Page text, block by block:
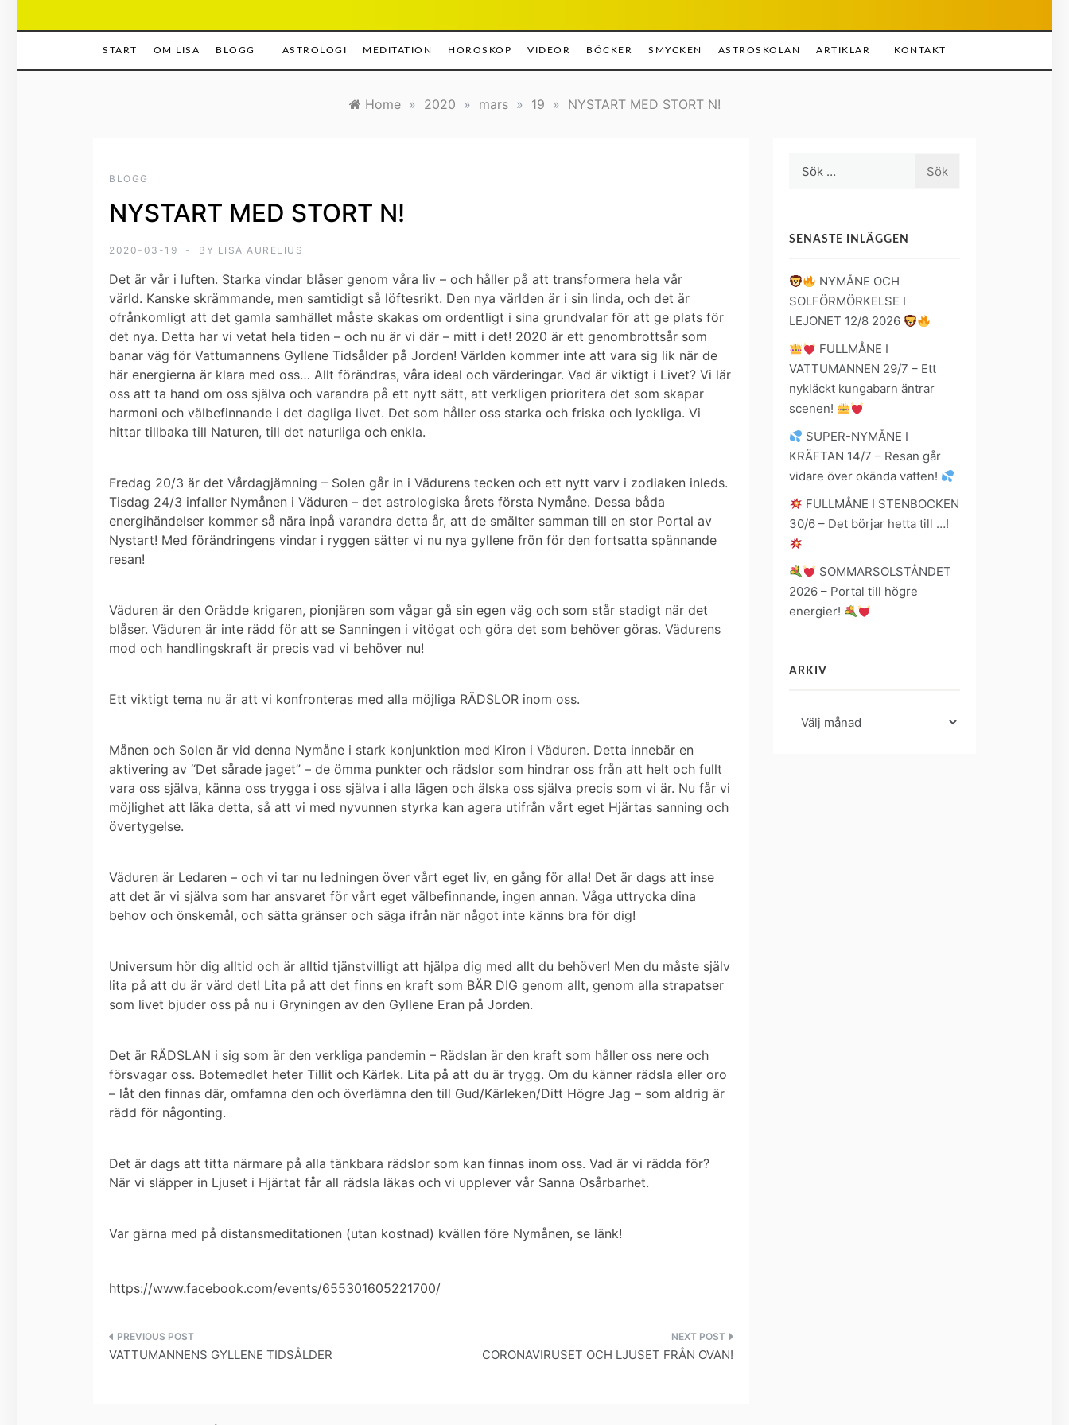
START OM LISA BLOGG ASTROLOGI MEDITATION HOROSKOP VIDEOR BÖCKER SMYCKEN ASTROSKOLAN ARTIKLAR KONTAKT
Home » 2020 » mars » 19 » NYSTART MED STORT N!
BLOGG
NYSTART MED STORT N!
2020-03-19 BY LISA AURELIUS
Det är vår i luften. Starka vindar blåser genom våra liv – och håller på att transformera hela vår
värld. Kanske skrämmande, men samtidigt så löftesrikt. Den nya världen är i sin linda, och det är
ofrånkomligt att det gamla samhället måste skakas om ordentligt i sina grundvalar för att ge plats för
det nya. Detta har vi vetat hela tiden – och nu är vi där – mitt i det! 2020 är ett genombrottsår som
banar väg för Vattumannens Gyllene Tidsålder på Jorden! Världen kommer inte att vara sig lik när de
här energierna är klara med oss… Allt förändras, våra ideal och värderingar. Vad är viktigt i Livet? Vi lär
oss att ta hand om oss själva och varandra på ett nytt sätt, att verkligen prioritera det som skapar
harmoni och välbefinnande i det dagliga livet. Det som håller oss starka och friska och lyckliga. Vi
hittar tillbaka till Naturen, till det naturliga och enkla.
Fredag 20/3 är det Vårdagjämning – Solen går in i Vädurens tecken och ett nytt varv i zodiaken inleds.
Tisdag 24/3 infaller Nymånen i Väduren – det astrologiska årets första Nymåne. Dessa båda
energihändelser kommer så nära inpå varandra detta år, att de smälter samman till en stor Portal av
Nystart! Med förändringens vindar i ryggen sätter vi nu nya gyllene frön för den fortsatta spännande
resan!
Väduren är den Orädde krigaren, pionjären som vågar gå sin egen väg och som står stadigt när det
blåser. Väduren är inte rädd för att se Sanningen i vitögat och göra det som behöver göras. Vädurens
mod och handlingskraft är precis vad vi behöver nu!
Ett viktigt tema nu är att vi konfronteras med alla möjliga RÄDSLOR inom oss.
Månen och Solen är vid denna Nymåne i stark konjunktion med Kiron i Väduren. Detta innebär en
aktivering av “Det sårade jaget” – de ömma punkter och rädslor som hindrar oss från att helt och fullt
vara oss själva, känna oss trygga i oss själva i alla lägen och älska oss själva precis som vi är. Nu får vi
möjlighet att läka detta, så att vi med nyvunnen styrka kan agera utifrån vårt eget Hjärtas sanning och
övertygelse.
Väduren är Ledaren – och vi tar nu ledningen över vårt eget liv, en gång för alla! Det är dags att inse
att det är vi själva som har ansvaret för vårt eget välbefinnande, ingen annan. Våga uttrycka dina
behov och önskemål, och sätta gränser och säga ifrån när något inte känns bra för dig!
Universum hör dig alltid och är alltid tjänstvilligt att hjälpa dig med allt du behöver! Men du måste själv
lita på att du är värd det! Lita på att det finns en kraft som BÄR DIG genom allt, genom alla strapatser
som livet bjuder oss på nu i Gryningen av den Gyllene Eran på Jorden.
Det är RÄDSLAN i sig som är den verkliga pandemin – Rädslan är den kraft som håller oss nere och
försvagar oss. Botemedlet heter Tillit och Kärlek. Lita på att du är trygg. Om du känner rädsla eller oro
– låt den finnas där, omfamna den och överlämna den till Gud/Kärleken/Ditt Högre Jag – som aldrig är
rädd för någonting.
Det är dags att titta närmare på alla tänkbara rädslor som kan finnas inom oss. Vad är vi rädda för?
När vi släpper in Ljuset i Hjärtat får all rädsla läkas och vi upplever vår Sanna Osårbarhet.
Var gärna med på distansmeditationen (utan kostnad) kvällen före Nymånen, se länk!
https://www.facebook.com/events/655301605221700/
Inläggsnavigering
VATTUMANNENS GYLLENE TIDSÅLDER CORONAVIRUSET OCH LJUSET FRÅN OVAN!
SENASTE INLÄGGEN
NYMÅNE OCH
SOLFÖRMÖRKELSE I
LEJONET 12/8 2026
FULLMÅNE I
VATTUMANNEN 29/7 – Ett
nykläckt kungabarn äntrar
scenen!
SUPER-NYMÅNE I
KRÄFTAN 14/7 – Resan går
vidare över okända vatten!
FULLMÅNE I STENBOCKEN
30/6 – Det börjar hetta till …!
SOMMARSOLSTÅNDET
2026 – Portal till högre
energier!
ARKIV